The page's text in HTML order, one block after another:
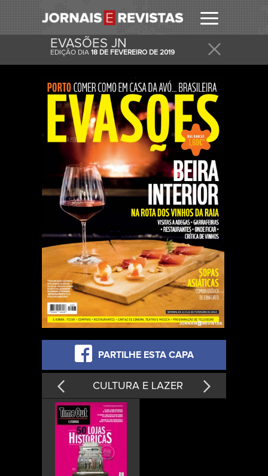
EVASÕES JN
EDIÇÃO DIA 18 DE FEVEREIRO DE 2019
RECEBER
RECEBA ESTA E OUTRAS CAPAS NO SEU EMAIL
DIARIAMENTE.
PARTILHE ESTA CAPA
CULTURA E LAZER